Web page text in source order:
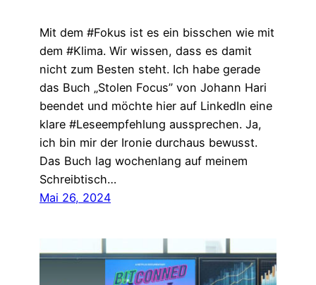
Mit dem #Fokus ist es ein bisschen wie mit
dem #Klima. Wir wissen, dass es damit
nicht zum Besten steht. Ich habe gerade
das Buch „Stolen Focus” von Johann Hari
beendet und möchte hier auf LinkedIn eine
klare #Leseempfehlung aussprechen. Ja,
ich bin mir der Ironie durchaus bewusst.
Das Buch lag wochenlang auf meinem
Schreibtisch…
Mai 26, 2024